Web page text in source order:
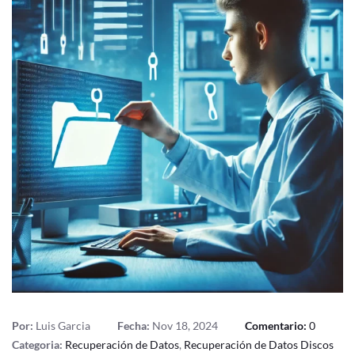
Por: Luis Garcia Fecha: Nov 18, 2024 Comentario: 0
Categoria: Recuperación de Datos, Recuperación de Datos Discos